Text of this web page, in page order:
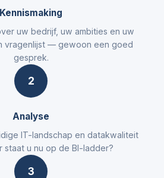
Kennismaking
uw bedrijf, uw ambities en uw
vragenlijst — gewoon een goed
gesprek.
2
Analyse
IT-landschap en datakwaliteit
staat u nu op de BI-ladder?
3